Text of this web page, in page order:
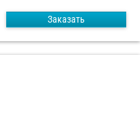
Заказать